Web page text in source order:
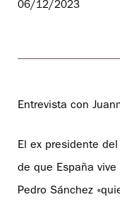
06/12/2023
Entrevista con
El ex presidente
de que España
Pedro Sánchez